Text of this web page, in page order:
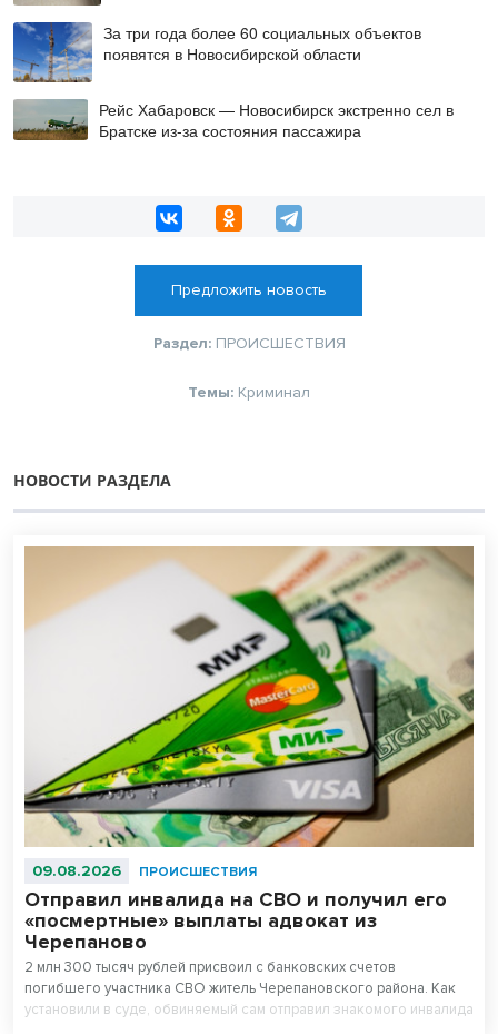
За три года более 60 социальных объектов
появятся в Новосибирской области
Рейс Хабаровск — Новосибирск экстренно сел в
Братске из-за состояния пассажира
Предложить новость
Раздел: ПРОИСШЕСТВИЯ
Темы: Криминал
НОВОСТИ РАЗДЕЛА
09.08.2026 ПРОИСШЕСТВИЯ
Отправил инвалида на СВО и получил его
«посмертные» выплаты адвокат из
Черепаново
2 млн 300 тысяч рублей присвоил с банковских счетов
погибшего участника СВО житель Черепановского района. Как
установили в суде, обвиняемый сам отправил знакомого инвалида